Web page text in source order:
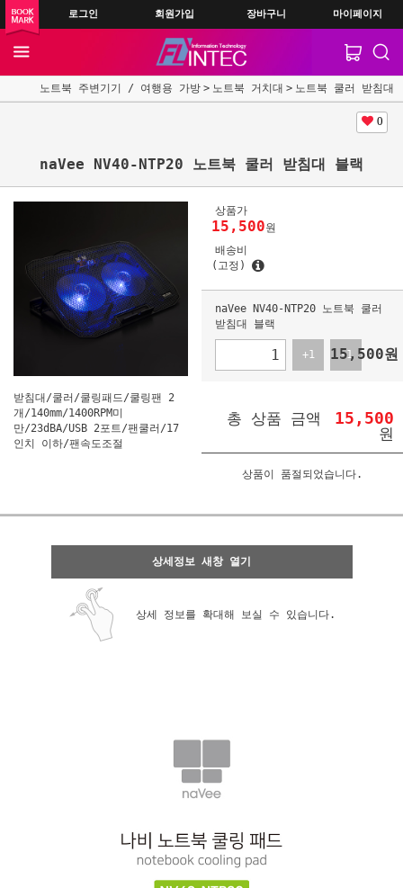
로그인 회원가입 장바구니 마이페이지
노트북 주변기기 / 여행용 가방 노트북 거치대 노트북 쿨러 받침대
0
naVee NV40-NTP20 노트북 쿨러 받침대 블랙
받침대/쿨러/쿨링패드/쿨링팬 2
개/140mm/1400RPM미
만/23dBA/USB 2포트/팬쿨러/17
인치 이하/팬속도조절
상품가
15,500원
배송비
(고정)
naVee NV40-NTP20 노트북 쿨러
받침대 블랙
+1 -1
15,500원
총 상품 금액 15,500
원
상품이 품절되었습니다.
상세정보 새창 열기
상세 정보를 확대해 보실 수 있습니다.